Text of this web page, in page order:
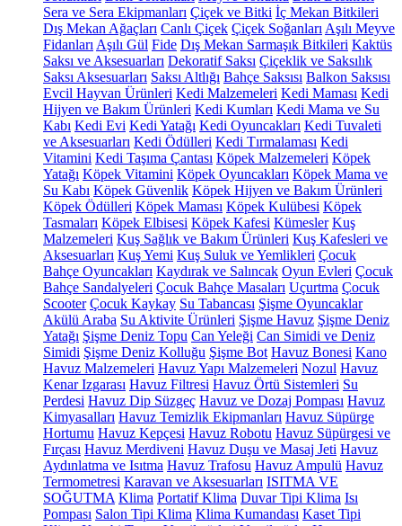
Sera ve Sera Ekipmanları Çiçek ve Bitki İç Mekan Bitkileri
Dış Mekan Ağaçları Canlı Çiçek Çiçek Soğanları Aşılı Meyve
Fidanları Aşılı Gül Fide Dış Mekan Sarmaşık Bitkileri Kaktüs
Saksı ve Aksesuarları Dekoratif Saksı Çiçeklik ve Saksılık
Saksı Aksesuarları Saksı Altlığı Bahçe Saksısı Balkon Saksısı
Evcil Hayvan Ürünleri Kedi Malzemeleri Kedi Maması Kedi
Hijyen ve Bakım Ürünleri Kedi Kumları Kedi Mama ve Su
Kabı Kedi Evi Kedi Yatağı Kedi Oyuncakları Kedi Tuvaleti
ve Aksesuarları Kedi Ödülleri Kedi Tırmalaması Kedi
Vitamini Kedi Taşıma Çantası Köpek Malzemeleri Köpek
Yatağı Köpek Vitamini Köpek Oyuncakları Köpek Mama ve
Su Kabı Köpek Güvenlik Köpek Hijyen ve Bakım Ürünleri
Köpek Ödülleri Köpek Maması Köpek Kulübesi Köpek
Tasmaları Köpek Elbisesi Köpek Kafesi Kümesler Kuş
Malzemeleri Kuş Sağlık ve Bakım Ürünleri Kuş Kafesleri ve
Aksesuarları Kuş Yemi Kuş Suluk ve Yemlikleri Çocuk
Bahçe Oyuncakları Kaydırak ve Salıncak Oyun Evleri Çocuk
Bahçe Sandalyeleri Çocuk Bahçe Masaları Uçurtma Çocuk
Scooter Çocuk Kaykay Su Tabancası Şişme Oyuncaklar
Akülü Araba Su Aktivite Ürünleri Şişme Havuz Şişme Deniz
Yatağı Şişme Deniz Topu Can Yeleği Can Simidi ve Deniz
Simidi Şişme Deniz Kolluğu Şişme Bot Havuz Bonesi Kano
Havuz Malzemeleri Havuz Yapı Malzemeleri Nozul Havuz
Kenar Izgarası Havuz Filtresi Havuz Örtü Sistemleri Su
Perdesi Havuz Dip Süzgeç Havuz ve Dozaj Pompası Havuz
Kimyasalları Havuz Temizlik Ekipmanları Havuz Süpürge
Hortumu Havuz Kepçesi Havuz Robotu Havuz Süpürgesi ve
Fırçası Havuz Merdiveni Havuz Duşu ve Masaj Jeti Havuz
Aydınlatma ve Isıtma Havuz Trafosu Havuz Ampulü Havuz
Termometresi Karavan ve Aksesuarları ISITMA VE
SOĞUTMA Klima Portatif Klima Duvar Tipi Klima Isı
Pompası Salon Tipi Klima Klima Kumandası Kaset Tipi